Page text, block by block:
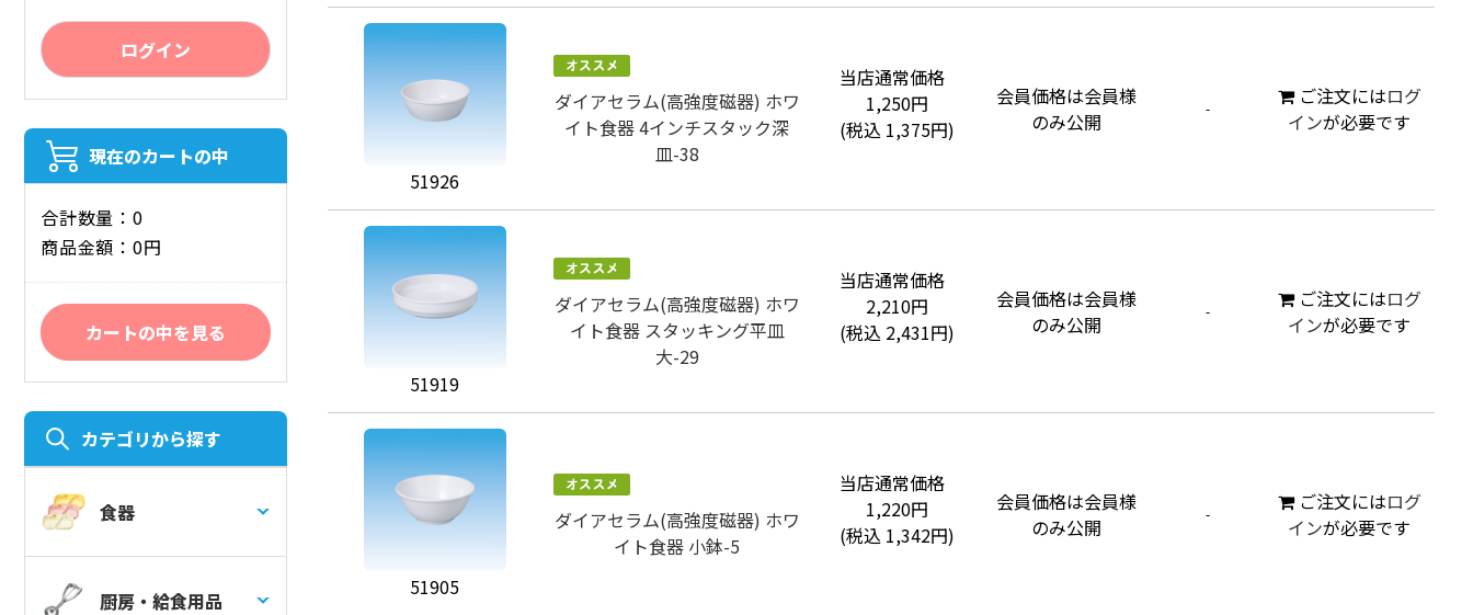
ログイン
現在のカートの中
合計数量：0
商品金額：0円
カートの中を見る
カテゴリから探す
食器
厨房・給食用品
51926
ダイアセラム(高強度磁器) ホワ
イト食器 4インチスタック深
皿-38
当店通常価格
1,250円
(税込 1,375円)
会員価格は会員様
のみ公開
- ご注文にはログ
インが必要です
51919
ダイアセラム(高強度磁器) ホワ
イト食器 スタッキング平皿
大-29
当店通常価格
2,210円
(税込 2,431円)
会員価格は会員様
のみ公開
- ご注文にはログ
インが必要です
51905
ダイアセラム(高強度磁器) ホワ
イト食器 小鉢-5
当店通常価格
1,220円
(税込 1,342円)
会員価格は会員様
のみ公開
- ご注文にはログ
インが必要です